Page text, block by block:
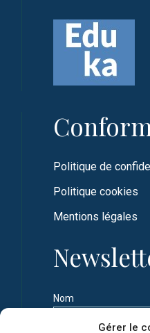
Gérer le
Politique de
Politique cookies
Mentions légales
Nom